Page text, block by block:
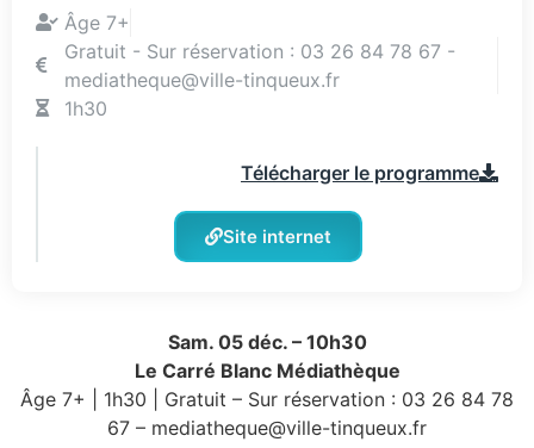
Âge 7+
Gratuit - Sur réservation : 03 26 84 78 67 -
mediatheque@ville-tinqueux.fr
1h30
Télécharger le programme
Site internet
Sam. 05 déc. – 10h30
Le Carré Blanc Médiathèque
Âge 7+ | 1h30 | Gratuit – Sur réservation : 03 26 84 78
67 – mediatheque@ville-tinqueux.fr